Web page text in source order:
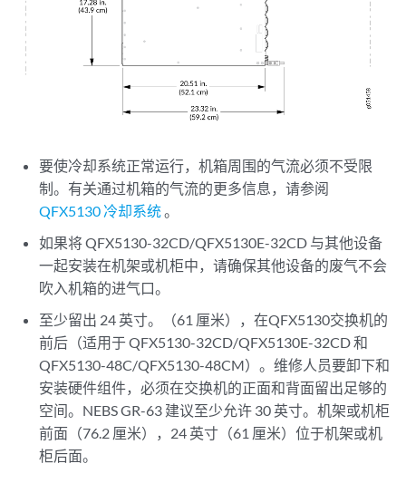
要使冷却系统正常运行，机箱周围的气流必须不受限
制。有关通过机箱的气流的更多信息，请参阅
QFX5130 冷却系统。
如果将 QFX5130-32CD/QFX5130E-32CD 与其他设备
一起安装在机架或机柜中，请确保其他设备的废气不会
吹入机箱的进气口。
至少留出 24 英寸。（61 厘米），在QFX5130交换机的
前后（适用于 QFX5130-32CD/QFX5130E-32CD 和
QFX5130-48C/QFX5130-48CM）。维修人员要卸下和
安装硬件组件，必须在交换机的正面和背面留出足够的
空间。NEBS GR-63 建议至少允许 30 英寸。机架或机柜
前面（76.2 厘米），24 英寸（61 厘米）位于机架或机
柜后面。